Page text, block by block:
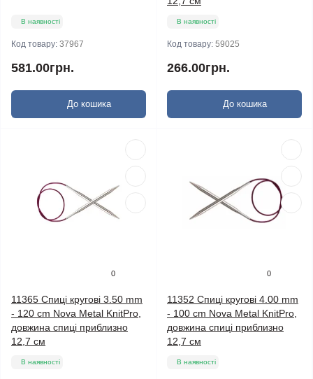
В наявності
Код товару: 37967
581.00грн.
До кошика
В наявності
Код товару: 59025
266.00грн.
До кошика
0
11365 Спиці кругові 3.50 mm
- 120 cm Nova Metal KnitPro,
довжина спиці приблизно
12,7 см
В наявності
0
11352 Спиці кругові 4.00 mm
- 100 cm Nova Metal KnitPro,
довжина спиці приблизно
12,7 см
В наявності